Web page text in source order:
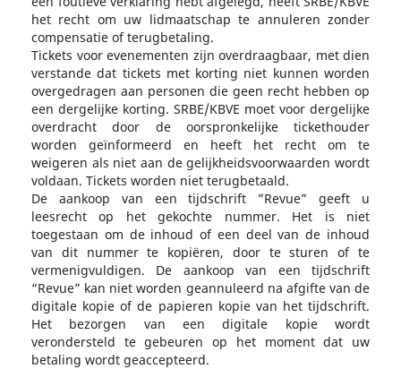
het recht om uw lidmaatschap te annuleren zonder
compensatie of terugbetaling.
Tickets voor evenementen zijn overdraagbaar, met dien
verstande dat tickets met korting niet kunnen worden
overgedragen aan personen die geen recht hebben op
een dergelijke korting. SRBE/KBVE moet voor dergelijke
overdracht door de oorspronkelijke tickethouder
worden geïnformeerd en heeft het recht om te
weigeren als niet aan de gelijkheidsvoorwaarden wordt
voldaan. Tickets worden niet terugbetaald.
De aankoop van een tijdschrift ”Revue” geeft u
leesrecht op het gekochte nummer. Het is niet
toegestaan om de inhoud of een deel van de inhoud
van dit nummer te kopiëren, door te sturen of te
vermenigvuldigen. De aankoop van een tijdschrift
“Revue” kan niet worden geannuleerd na afgifte van de
digitale kopie of de papieren kopie van het tijdschrift.
Het bezorgen van een digitale kopie wordt
verondersteld te gebeuren op het moment dat uw
betaling wordt geaccepteerd.